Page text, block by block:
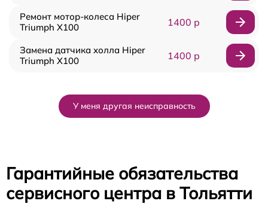
Ремонт мотор-колеса Hiper
Triumph X100
1400 р
Замена датчика холла Hiper
Triumph X100
1400 р
У меня другая неисправность
Гарантийные обязательства
сервисного центра в Тольятти